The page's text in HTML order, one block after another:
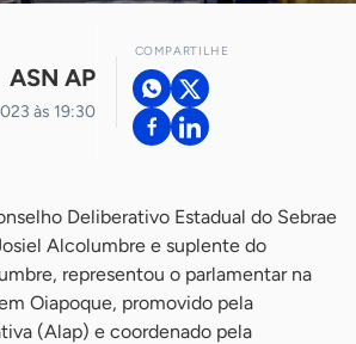
ASN AP
às 19:30
COMPARTILHE
Deliberativo Estadual do Sebrae
Alcolumbre e suplente do
representou o parlamentar na
Oiapoque, promovido pela
(Alap) e coordenado pela